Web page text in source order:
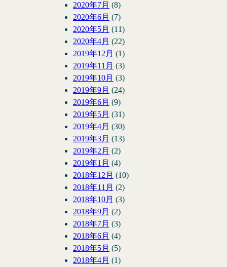
2020年7月 (8)
2020年6月 (7)
2020年5月 (11)
2020年4月 (22)
2019年12月 (1)
2019年11月 (3)
2019年10月 (3)
2019年9月 (24)
2019年6月 (9)
2019年5月 (31)
2019年4月 (30)
2019年3月 (13)
2019年2月 (2)
2019年1月 (4)
2018年12月 (10)
2018年11月 (2)
2018年10月 (3)
2018年9月 (2)
2018年7月 (3)
2018年6月 (4)
2018年5月 (5)
2018年4月 (1)